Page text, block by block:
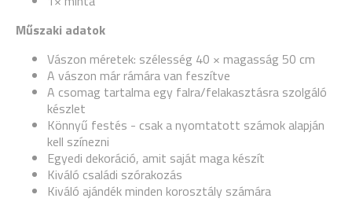
Műszaki adatok
Vászon méretek: szélesség 40 × magasság 50 cm
A vászon már rámára van feszítve
A csomag tartalma egy falra/felakasztásra szolgáló
készlet
Könnyű festés - csak a nyomtatott számok alapján
kell színezni
Egyedi dekoráció, amit saját maga készít
Kiváló családi szórakozás
Kiváló ajándék minden korosztály számára